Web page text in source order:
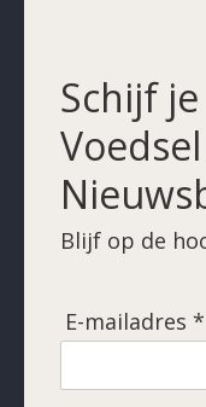
Schijf
Blijf op de
E-mailadres *